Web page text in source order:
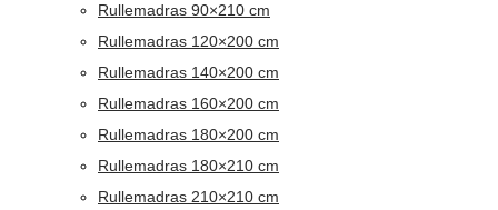
Rullemadras 90×210 cm
Rullemadras 120×200 cm
Rullemadras 140×200 cm
Rullemadras 160×200 cm
Rullemadras 180×200 cm
Rullemadras 180×210 cm
Rullemadras 210×210 cm